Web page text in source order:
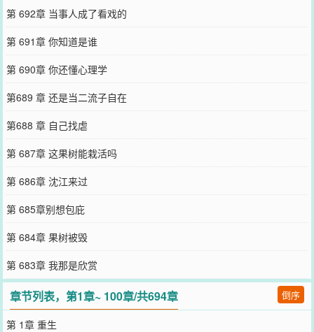
第 692章 当事人成了看戏的
第 691章 你知道是谁
第 690章 你还懂心理学
第689 章 还是当二流子自在
第688 章 自己找虐
第 687章 这果树能栽活吗
第 686章 沈江来过
第 685章别想包庇
第 684章 果树被毁
第 683章 我那是欣赏
章节列表，第1章~ 100章/共694章 倒序
第 1章 重生